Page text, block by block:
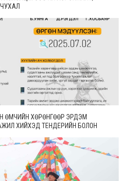
ЧУХАЛ
ӨМЧИЙН ХӨРӨНГӨӨР ЭРДЭМ
ХИЙХЭД ТЕНДЕРИЙН БОЛОН